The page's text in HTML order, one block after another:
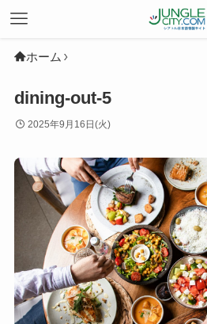
ホーム
dining-out-5
2025年9月16日(火)